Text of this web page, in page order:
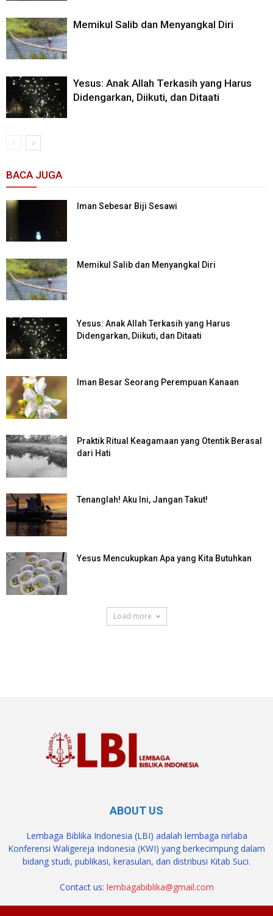
Memikul Salib dan Menyangkal Diri
Yesus: Anak Allah Terkasih yang Harus
Didengarkan, Diikuti, dan Ditaati
BACA JUGA
Iman Sebesar Biji Sesawi
Memikul Salib dan Menyangkal Diri
Yesus: Anak Allah Terkasih yang Harus
Didengarkan, Diikuti, dan Ditaati
Iman Besar Seorang Perempuan Kanaan
Praktik Ritual Keagamaan yang Otentik Berasal
dari Hati
Tenanglah! Aku Ini, Jangan Takut!
Yesus Mencukupkan Apa yang Kita Butuhkan
Load more
ABOUT US
Lembaga Biblika Indonesia (LBI) adalah lembaga nirlaba
Konferensi Waligereja Indonesia (KWI) yang berkecimpung dalam
bidang studi, publikasi, kerasulan, dan distribusi Kitab Suci.
Contact us: lembagabiblika@gmail.com